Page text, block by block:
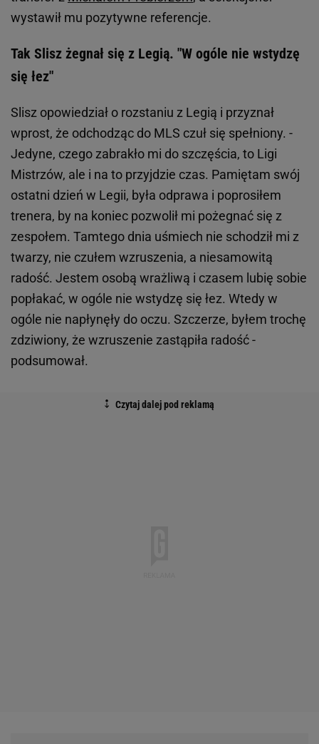
wystawił mu pozytywne referencje.
Tak Slisz żegnał się z Legią. "W ogóle nie wstydzę
się łez"
Slisz opowiedział o rozstaniu z Legią i przyznał
wprost, że odchodząc do MLS czuł się spełniony. -
Jedyne, czego zabrakło mi do szczęścia, to Ligi
Mistrzów, ale i na to przyjdzie czas. Pamiętam swój
ostatni dzień w Legii, była odprawa i poprosiłem
trenera, by na koniec pozwolił mi pożegnać się z
zespołem. Tamtego dnia uśmiech nie schodził mi z
twarzy, nie czułem wzruszenia, a niesamowitą
radość. Jestem osobą wrażliwą i czasem lubię sobie
popłakać, w ogóle nie wstydzę się łez. Wtedy w
ogóle nie napłynęły do oczu. Szczerze, byłem trochę
zdziwiony, że wzruszenie zastąpiła radość -
podsumował.